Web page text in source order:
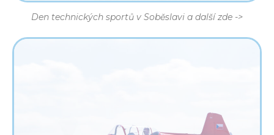
Den technických sportů v Soběslavi a další zde ->